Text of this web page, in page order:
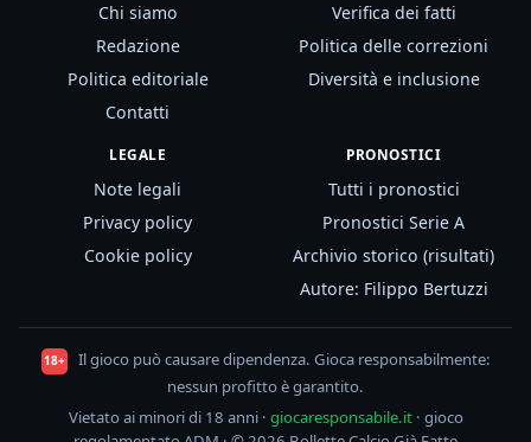
Chi siamo
Redazione
Politica editoriale
Contatti
Verifica dei fatti
Politica delle correzioni
Diversità e inclusione
LEGALE
Note legali
Privacy policy
Cookie policy
PRONOSTICI
Tutti i pronostici
Pronostici Serie A
Archivio storico (risultati)
Autore: Filippo Bertuzzi
18+
Il gioco può causare dipendenza. Gioca responsabilmente:
nessun profitto è garantito.
Vietato ai minori di 18 anni · giocaresponsabile.it· gioco